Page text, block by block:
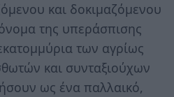
και δοκιμαζόμενου
της υπεράσπισης
των αγρίως
και συνταξιούχων
ως ένα παλλαικό,